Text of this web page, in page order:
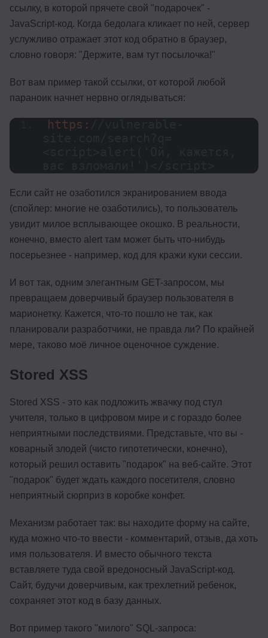
ссылку, в которой прячете свой "подарочек" -
JavaScript-код. Когда бедолага кликает по ней, сервер
услужливо отражает этот код обратно в браузер,
словно говоря: "Держите, вам тут посылочка!"
Вот вам пример такой ссылки, от которой любой
параноик начнет нервно оглядываться:
https:
Если сайт не озаботился экранированием ввода
(спойлер: многие не озаботились), то пользователь
увидит милое всплывающее окошко. В реальности,
конечно, вместо alert там может быть что-нибудь
посерьезнее - например, код для кражи куки сессии.
И вот так, одним элегантным GET-запросом, мы
превращаем доверчивый браузер пользователя в
марионетку. Кажется, что-то пошло не так, как
планировали разработчики, не правда ли? По крайней
мере, таково моё личное оценочное суждение.
Stored XSS
Stored XSS - это как подложить жвачку под стул
учителя, только в цифровом мире и с гораздо более
неприятными последствиями. Представьте, что вы -
коварный злодей (чисто гипотетически, конечно),
который решил оставить "подарок" на веб-сайте. Этот
"подарок" будет ждать каждого посетителя, словно
неприятный сюрприз в коробке конфет.
Механизм работает так: вы находите форму на сайте,
куда можно что-то ввести - комментарий, отзыв, да хоть
имя пользователя. И вместо обычного текста
вставляете туда свой вредоносный JavaScript-код.
Сайт, будучи доверчивым, как трехлетний ребенок,
сохраняет этот код в базу данных.
Вот пример такого "милого" SQL-запроса: